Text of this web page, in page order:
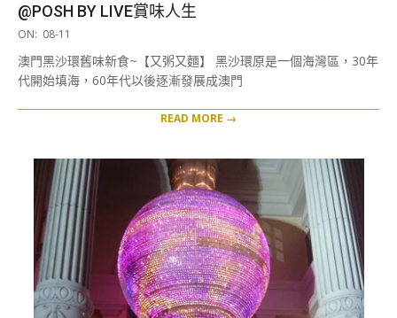
@POSH BY LIVE賞味人生
2021-
11
ON: 08-11
澳門黑沙環舊味新食~【又粥又麵】 黑沙環原是一個海灣區，30年
代開始填海，60年代以後逐漸發展成澳門
READ MORE →